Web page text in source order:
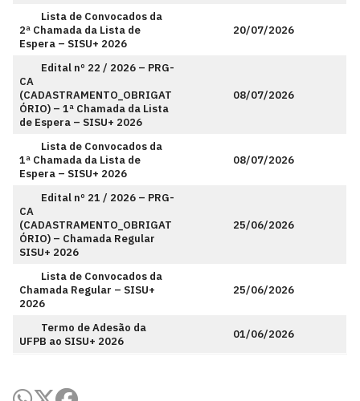
Lista de Convocados da
2ª Chamada da Lista de
Espera – SISU+ 2026
20/07/2026
Edital nº 22 / 2026 – PRG-
CA
(CADASTRAMENTO_OBRIGAT
ÓRIO) – 1ª Chamada da Lista
de Espera – SISU+ 2026
08/07/2026
Lista de Convocados da
1ª Chamada da Lista de
Espera – SISU+ 2026
08/07/2026
Edital nº 21 / 2026 – PRG-
CA
(CADASTRAMENTO_OBRIGAT
ÓRIO) – Chamada Regular
SISU+ 2026
25/06/2026
Lista de Convocados da
Chamada Regular – SISU+
2026
25/06/2026
Termo de Adesão da
UFPB ao SISU+ 2026
01/06/2026